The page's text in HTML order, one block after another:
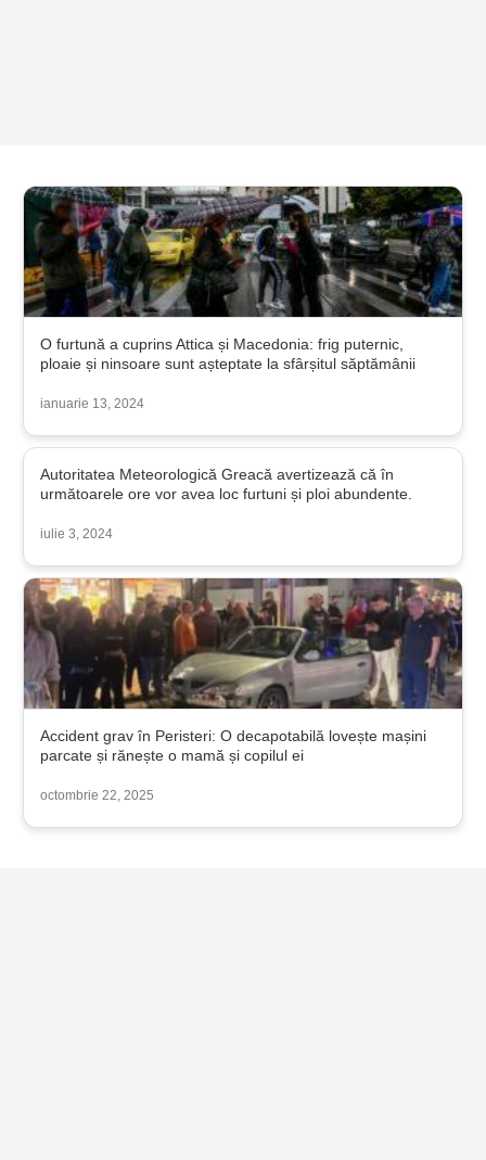
O furtună a cuprins Attica și Macedonia: frig puternic,
ploaie și ninsoare sunt așteptate la sfârșitul săptămânii
ianuarie 13, 2024
Autoritatea Meteorologică Greacă avertizează că în
următoarele ore vor avea loc furtuni și ploi abundente.
iulie 3, 2024
Accident grav în Peristeri: O decapotabilă lovește mașini
parcate și rănește o mamă și copilul ei
octombrie 22, 2025